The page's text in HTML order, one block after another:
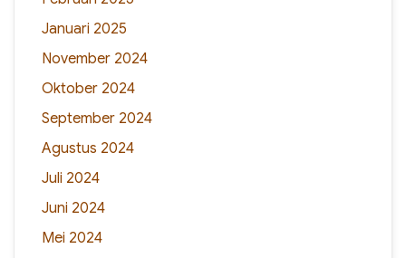
Januari 2025
November 2024
Oktober 2024
September 2024
Agustus 2024
Juli 2024
Juni 2024
Mei 2024